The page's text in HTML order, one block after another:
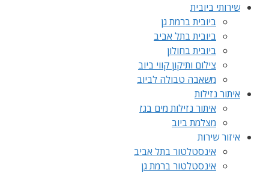
שירותי ביובית
ביובית ברמת גן
ביובית בתל אביב
ביובית בחולון
צילום ותיקון קווי ביוב
משאבה טבולה לביוב
איתור נזילות
איתור נזילות מים בגז
מצלמת ביוב
איזור שירות
אינסטלטור בתל אביב
אינסטלטור ברמת גן